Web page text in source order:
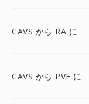
CAVS から RA に
CAVS から PVF に